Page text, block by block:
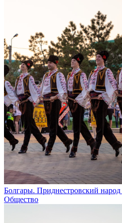
Болгары. Приднестровский народ
Общество